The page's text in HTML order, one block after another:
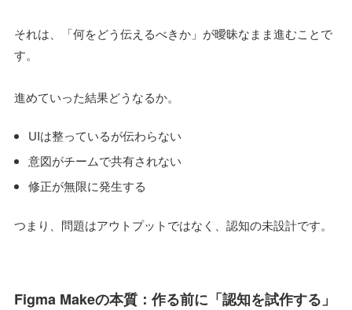
それは、「何をどう伝えるべきか」が曖昧なまま進むことで
す。
進めていった結果どうなるか。
UIは整っているが伝わらない
意図がチームで共有されない
修正が無限に発生する
つまり、問題はアウトプットではなく、認知の未設計です。
Figma Makeの本質：作る前に「認知を試作する」